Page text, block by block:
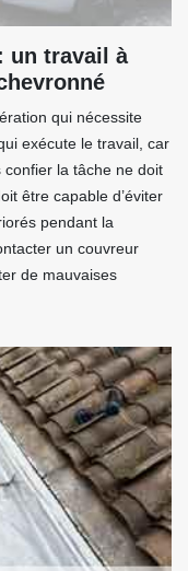
un travail à
qui nécessite
exécute le travail, car
la tâche ne doit
être capable d’éviter
pendant la
un couvreur
de mauvaises